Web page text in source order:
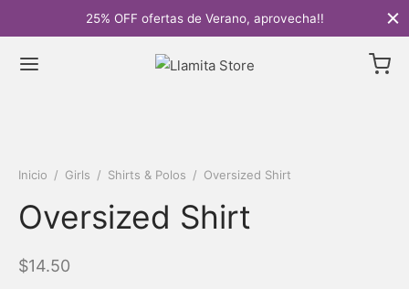
25% OFF ofertas de Verano, aprovecha!!
Inicio / Girls / Shirts & Polos / Oversized Shirt
Oversized Shirt
$14.50